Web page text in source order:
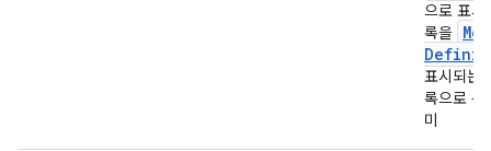
으로 표시
록을
표시되는
록으로 분
미